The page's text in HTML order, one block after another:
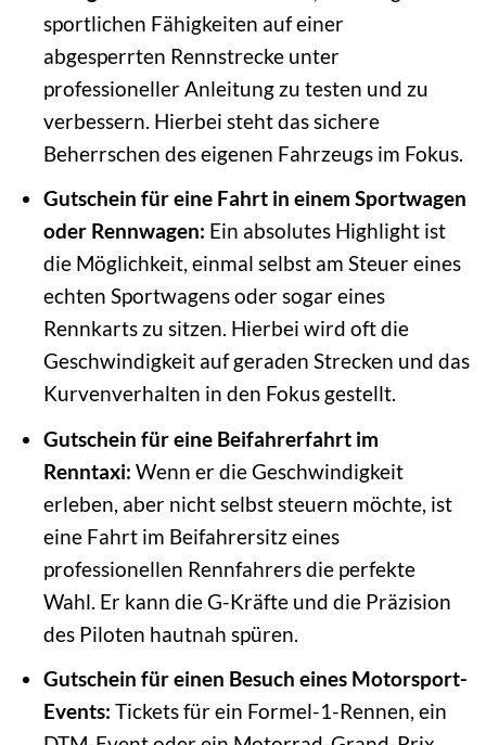
sportlichen Fähigkeiten auf einer
abgesperrten Rennstrecke unter
professioneller Anleitung zu testen und zu
verbessern. Hierbei steht das sichere
Beherrschen des eigenen Fahrzeugs im Fokus.
Gutschein für eine Fahrt in einem Sportwagen
oder Rennwagen: Ein absolutes Highlight ist
die Möglichkeit, einmal selbst am Steuer eines
echten Sportwagens oder sogar eines
Rennkarts zu sitzen. Hierbei wird oft die
Geschwindigkeit auf geraden Strecken und das
Kurvenverhalten in den Fokus gestellt.
Gutschein für eine Beifahrerfahrt im
Renntaxi: Wenn er die Geschwindigkeit
erleben, aber nicht selbst steuern möchte, ist
eine Fahrt im Beifahrersitz eines
professionellen Rennfahrers die perfekte
Wahl. Er kann die G-Kräfte und die Präzision
des Piloten hautnah spüren.
Gutschein für einen Besuch eines Motorsport-
Events: Tickets für ein Formel-1-Rennen, ein